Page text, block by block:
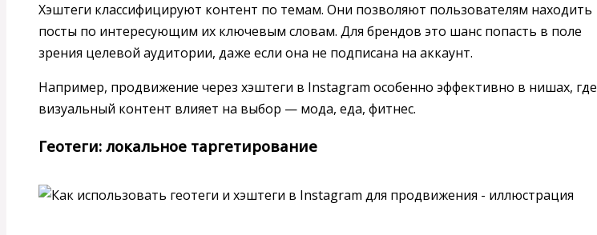
Хэштеги классифицируют контент по темам. Они позволяют пользователям находить
посты по интересующим их ключевым словам. Для брендов это шанс попасть в поле
зрения целевой аудитории, даже если она не подписана на аккаунт.
Например, продвижение через хэштеги в Instagram особенно эффективно в нишах, где
визуальный контент влияет на выбор — мода, еда, фитнес.
Геотеги: локальное таргетирование